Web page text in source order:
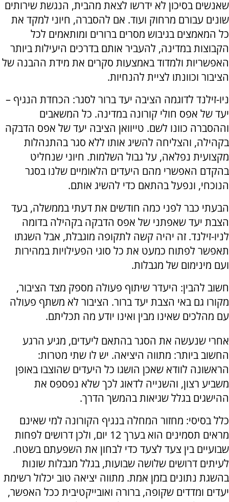
שאנשים בסיכון לא ידרשו לצאת מהבית, הנגשת שירותים
שונים עבורם מרחוק ועוד. אם להסברה, חיוני למקד את
כל המאמצים בגיבוש מסרים ברורים ומותאמים לכל
הקבוצות במדינה, להעביר אותם בדרכים היעילות ביותר
האפשריות ולמדוד באמצעות סקרים את מידת ההבנה של
הציבור וכוונתו לציית להנחיות.
ניו-זילנד לדוגמה הציבה יעד ברור לסגר: הכחדת הנגיף –
יעד של אפס חולי קורונה במדינה. כל המשאבים
וההסברה כוונו לשם. טייוואן הציבה יעד של אפס הדבקה
בקהילה, והצליחה להשיג אותו ללא סגר בהתנהלות
מקצועית נפלאה, על גבול השלמות. חיוני שנחליט
בהקדם האפשרי מהם היעדים הלאומיים שלנו בסגר
הנוכחי, ונפעל בהתאם כדי להשיג אותם.
הבעתי כבר לפני כמה חודשים את דעתי בממשלה, בעד
הצבת יעד שאפתני של אפס הדבקה בקהילה בדומה
לניו-זילנד. זה יהיה קשה לתקופה מוגבלת, אבל השגתו
תאפשר לפתוח כמעט את כל סוגי הפעילויות במהירות
ועם מינימום של מגבלות.
חשוב להבין: היעדר שיתוף פעולה מספק מצד הציבור,
מקורו גם באי הצבת יעד ברור. הציבור לא משתף פעולה
עם מהלכים שאינו מבין ואינו יודע מה תכליתם.
אחרי שנעשה את הסגר בהתאם ליעדים, מגיע הרגע
החשוב ביותר: מתווה היציאה. יש לו שתי מטרות:
הראשונה לוודא שאכן הושגו כל היעדים שהוצבו באופן
משביע רצון, והשנייה לדאוג לכך שלא נפספס את
ההישגים בגלל שגיאות בהמשך הדרך.
כלל בסיסי: מחזור המחלה בנגיף הקורונה למי שאינם
מראים תסמינים הוא בערך 12 יום, ולכן דרושים לפחות
שבועיים בין צעד לצעד כדי לבחון את השפעתם בשטח.
לעיתים דרושים שלושה שבועות, בגלל מגבלות שונות
בהשגת נתונים בזמן אמת. מתווה יציאה טוב יכלול רשימת
יעדים ומדדים שקופה, ברורה ואובייקטיבית ככל האפשר,